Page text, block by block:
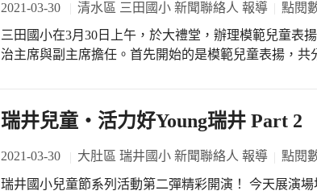
2021-03-30 清水區 三田國小 新聞聯絡人 報導 點閱
三田國小在3月30日上午，於大禮堂，辦理模範兒童表
治主席與副主席擔任。首先開始的是模範兒童表揚，共
選證書及前後任小主席交接。典禮結束後，緊接著進行
劃的三個分站活動，分別是「夢想的家DIY」、「糖葫
在活動中都能動手操作及體驗，而分站體驗也獲得學生
瑞井兒童‧活力好Young瑞井 Part 2
2021-03-30 大肚區 瑞井國小 新聞聯絡人 報導 點閱
瑞井國小兒童節系列活動第二彈精彩開演！ 今天展演